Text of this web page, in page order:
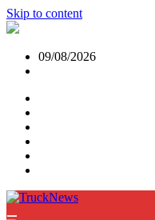
Skip to content
09/08/2026